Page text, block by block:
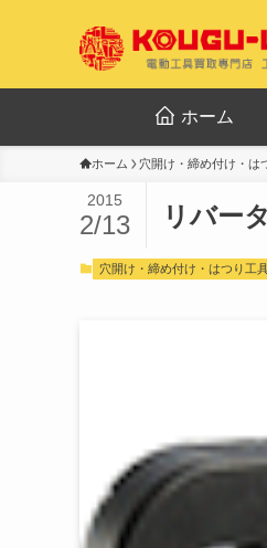
ホーム
ホーム 穴開け・締め付け・は
リバー
2015
2/13
穴開け・締め付け・はつり工